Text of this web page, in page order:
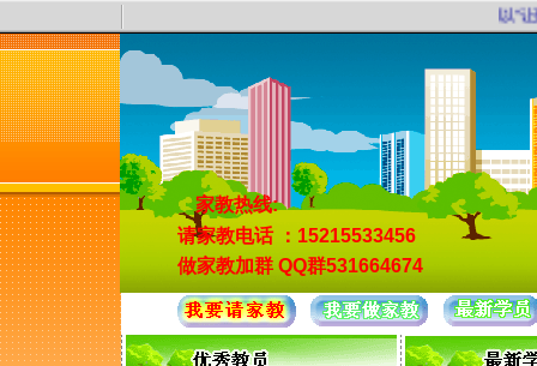
以“
家教热线:
请家教电话 ：15215533456
做家教加群 QQ群531664674